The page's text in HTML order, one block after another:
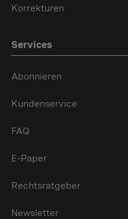
Korrekturen
Services
Abonnieren
Kundenservice
FAQ
E-Paper
Rechtsratgeber
Newsletter